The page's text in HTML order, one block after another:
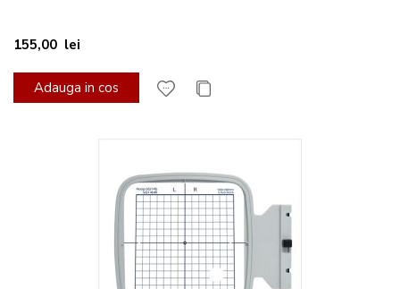
155,00 lei
Adauga in cos